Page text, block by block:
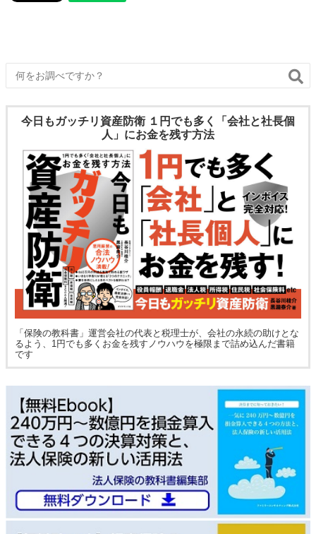
今日もガッチリ資産防衛 １円でも多く「会社と社長個
人」にお金を残す方法
「保険の教科書」運営会社の代表と税理士が、会社の永続の助けとな
るよう、1円でも多くお金を残すノウハウを極限まで詰め込んだ書籍
です